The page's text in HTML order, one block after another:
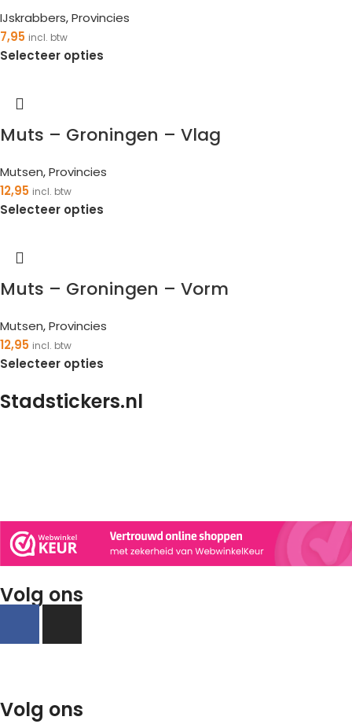
IJskrabbers,Provincies
7,95 incl. btw
Selecteer opties
Muts – Groningen – Vlag
Mutsen,Provincies
12,95 incl. btw
Selecteer opties
Muts – Groningen – Vorm
Mutsen,Provincies
12,95 incl. btw
Selecteer opties
Stadstickers.nl
Volg ons
Volg ons